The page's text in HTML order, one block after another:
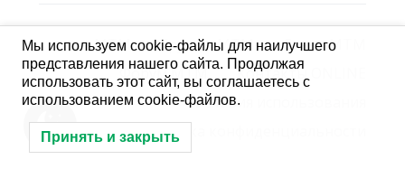
МТМ Группы МТМ
Стена МТМ
Форум МТМ
Контакты ONLINE
Условия использования
Политика конфиденциальности
Мы используем cookie-файлы для наилучшего
представления нашего сайта. Продолжая
использовать этот сайт, вы соглашаетесь с
использованием cookie-файлов.
Принять и закрыть